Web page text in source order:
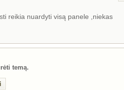
reikia nuardyti visą panele ,niekas
temą.